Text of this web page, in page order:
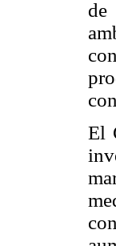
de
El